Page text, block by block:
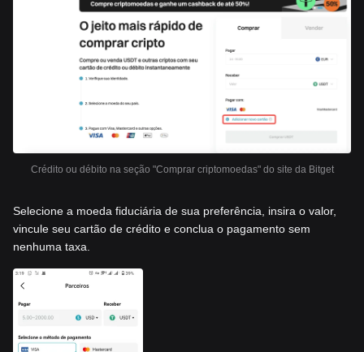
Crédito ou débito na seção "Comprar criptomoedas" do site da Bitget
Selecione a moeda fiduciária de sua preferência, insira o valor,
vincule seu cartão de crédito e conclua o pagamento sem
nenhuma taxa.